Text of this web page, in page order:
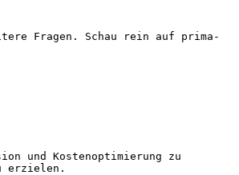
Fragen. Schau rein auf prima-
und Kostenoptimierung zu
erzielen.